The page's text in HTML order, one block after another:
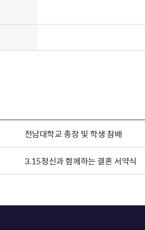
전남대학교 총장 및 학생 참배
3.15정신과 함께하는 결혼 서약식